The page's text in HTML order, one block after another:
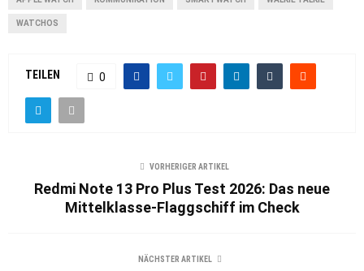
WATCHOS
TEILEN 0
VORHERIGER ARTIKEL
Redmi Note 13 Pro Plus Test 2026: Das neue
Mittelklasse-Flaggschiff im Check
NÄCHSTER ARTIKEL